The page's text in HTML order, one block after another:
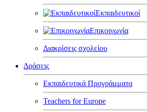
Εκπαιδευτικοί
Επικοινωνία
Διακρίσεις σχολείου
Δράσεις
Εκπαιδευτικά Προγράμματα
Teachers for Europe